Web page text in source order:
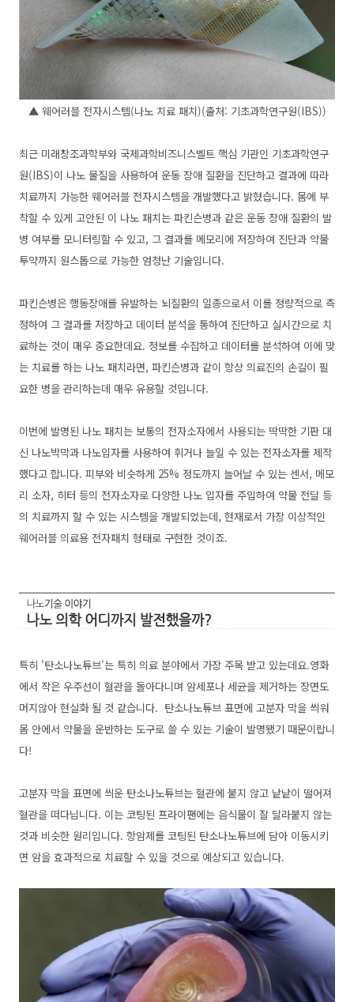
▲ 웨어러블 전자시스템(나노 치료 패치)(출처: 기초과학연구원(IBS))
최근 미래창조과학부와 국제과학비즈니스벨트 핵심 기관인 기초과학연구
원(IBS)이 나노 물질을 사용하여 운동 장애 질환을 진단하고 결과에 따라
치료까지 가능한 웨어러블 전자시스템을 개발했다고 밝혔습니다. 몸에 부
착할 수 있게 고안된 이 나노 패치는 파킨슨병과 같은 운동 장애 질환의 발
병 여부를 모니터링할 수 있고, 그 결과를 메모리에 저장하여 진단과 약물
투약까지 원스톱으로 가능한 엄청난 기술입니다.
파킨슨병은 행동장애를 유발하는 뇌질환의 일종으로서 이를 정량적으로 측
정하여 그 결과를 저장하고 데이터 분석을 통하여 진단하고 실시간으로 치
료하는 것이 매우 중요한데요. 정보를 수집하고 데이터를 분석하여 이에 맞
는 치료를 하는 나노 패치라면, 파킨슨병과 같이 항상 의료진의 손길이 필
요한 병을 관리하는데 매우 유용할 것입니다.
이번에 발명된 나노 패치는 보통의 전자소자에서 사용되는 딱딱한 기판 대
신 나노박막과 나노입자를 사용하여 휘거나 늘일 수 있는 전자소자를 제작
했다고 합니다. 피부와 비슷하게 25% 정도까지 늘어날 수 있는 센서, 메모
리 소자, 히터 등의 전자소자로 다양한 나노 입자를 주입하여 약물 전달 등
의 치료까지 할 수 있는 시스템을 개발되었는데, 현재로서 가장 이상적인
웨어러블 의료용 전자패치 형태로 구현한 것이죠.
특히 '탄소나노튜브'는 특히 의료 분야에서 가장 주목 받고 있는데요.영화
에서 작은 우주선이 혈관을 돌아다니며 암세포나 세균을 제거하는 장면도
머지않아 현실화 될 것 같습니다. 탄소나노튜브 표면에 고분자 막을 씌워
몸 안에서 약물을 운반하는 도구로 쓸 수 있는 기술이 발명됐기 때문이랍니
다!
고분자 막을 표면에 씌운 탄소나노튜브는 혈관에 붙지 않고 낱낱이 떨어져
혈관을 떠다닙니다. 이는 코팅된 프라이팬에는 음식물이 잘 달라붙지 않는
것과 비슷한 원리입니다. 항암제를 코팅된 탄소나노튜브에 담아 이동시키
면 암을 효과적으로 치료할 수 있을 것으로 예상되고 있습니다.